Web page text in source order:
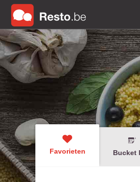
Favorieten Bucket